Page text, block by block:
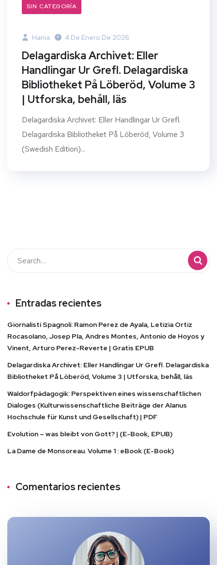
SIN CATEGORÍA
Hania 4 De Enero De 2026
Delagardiska Archivet: Eller
Handlingar Ur Grefl. Delagardiska
Bibliotheket På Löberöd, Volume 3
| Utforska, behåll, läs
Delagardiska Archivet: Eller Handlingar Ur Grefl.
Delagardiska Bibliotheket På Löberöd, Volume 3
(Swedish Edition)...
Entradas recientes
Giornalisti Spagnoli: Ramon Perez de Ayala, Letizia Ortiz
Rocasolano, Josep Pla, Andres Montes, Antonio de Hoyos y
Vinent, Arturo Perez-Reverte | Gratis EPUB
Delagardiska Archivet: Eller Handlingar Ur Grefl. Delagardiska
Bibliotheket På Löberöd, Volume 3 | Utforska, behåll, läs
Waldorfpädagogik: Perspektiven eines wissenschaftlichen
Dialoges (Kulturwissenschaftliche Beiträge der Alanus
Hochschule für Kunst und Gesellschaft) | PDF
Evolution – was bleibt von Gott? | (E-Book, EPUB)
La Dame de Monsoreau. Volume 1 : eBook (E-Book)
Comentarios recientes